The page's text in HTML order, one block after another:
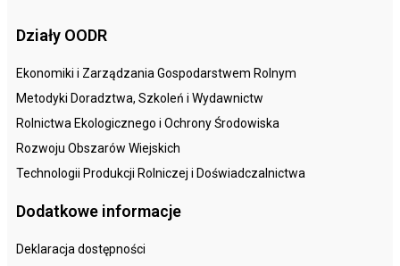
Działy OODR
Ekonomiki i Zarządzania Gospodarstwem Rolnym
Metodyki Doradztwa, Szkoleń i Wydawnictw
Rolnictwa Ekologicznego i Ochrony Środowiska
Rozwoju Obszarów Wiejskich
Technologii Produkcji Rolniczej i Doświadczalnictwa
Dodatkowe informacje
Deklaracja dostępności